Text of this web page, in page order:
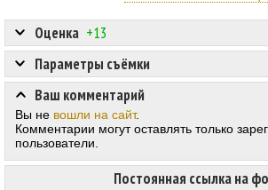
Оценка +13
Постоянная ссылка на
Параметры съёмки
Ваш комментарий
Вы не вошли на сайт.
Комментарии могут оставлять только
пользователи.